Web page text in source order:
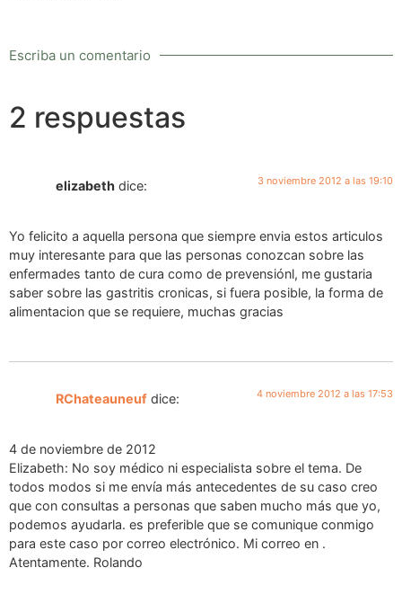
Escriba un comentario
2 respuestas
elizabeth dice: 3 noviembre 2012 a las 19:10
Yo felicito a aquella persona que siempre envia estos articulos
muy interesante para que las personas conozcan sobre las
enfermades tanto de cura como de prevensiónl, me gustaria
saber sobre las gastritis cronicas, si fuera posible, la forma de
alimentacion que se requiere, muchas gracias
RChateauneuf dice: 4 noviembre 2012 a las 17:53
4 de noviembre de 2012
Elizabeth: No soy médico ni especialista sobre el tema. De
todos modos si me envía más antecedentes de su caso creo
que con consultas a personas que saben mucho más que yo,
podemos ayudarla. es preferible que se comunique conmigo
para este caso por correo electrónico. Mi correo en .
Atentamente. Rolando